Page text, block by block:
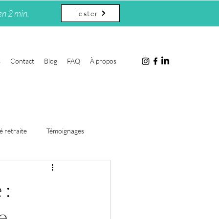
2 min. Tester
Contact Blog FAQ À propos
retraite Témoignages